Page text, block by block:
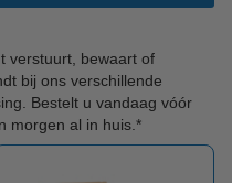
verstuurt, bewaart of
bij ons verschillende
Bestelt u vandaag vóór
morgen al in huis.*